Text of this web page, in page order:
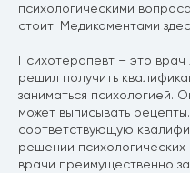
психологическими
стоит! Медикаментами
Психотерапевт – это
решил получить
заниматься психологией.
может выписывать
соответствующую
решении
врачи преимущественно